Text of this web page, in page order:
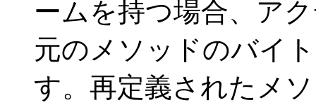
ームを持つ場合、ア
元のメソッドのバイ
す。再定義されたメ